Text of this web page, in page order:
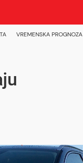
VREMENSKA PROGNOZA